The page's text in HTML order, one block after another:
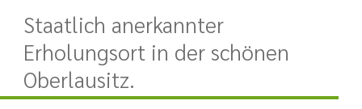
Staatlich anerkannter
Erholungsort in der schönen
Oberlausitz.